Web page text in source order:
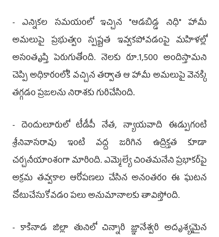
- ఎన్నికల సమయంలో ఇచ్చిన "ఆడబిడ్డ నిధి" హామీ
అమలుపై ప్రభుత్వం స్పష్టత ఇవ్వకపోవడంపై మహిళల్లో
అసంతృప్తి పెరుగుతోంది. నెలకు రూ.1,500 అందిస్తామని
చెప్పి అధికారంలోకి వచ్చిన తర్వాత ఆ హామీ అమలుపై వెనక్కి
తగ్గడం ప్రజలను నిరాశకు గురిచేసింది.
- దెందులూరులో టీడీపీ నేత, న్యాయవాది ఈడ్పుగంటి
శ్రీనివాసరావు ఇంటి వద్ద జరిగిన ఉద్రిక్తత కూడా
చర్చనీయాంశంగా మారింది. ఎమ్మెల్యే చింత‌మ‌నేని ప్ర‌భాక‌ర్‌పై
అక్రమ తవ్వకాల ఆరోపణలు చేసిన అనంతరం ఈ ఘటన
చోటుచేసుకోవడం పలు అనుమానాలకు తావిస్తోంది.
- కాకినాడ జిల్లా తునిలో చిన్నారి జ్ఞానేశ్వరి అదృశ్యమైన